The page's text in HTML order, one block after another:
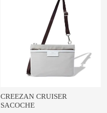
CREEZAN CRUISER
SACOCHE